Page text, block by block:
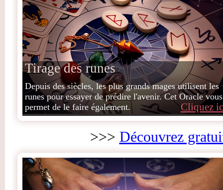
Tirage des runes
Cliquez
Depuis des siècles, les plus grands mages utilisent les
runes pour essayer de prédire l'avenir. Cet Oracle vous
permet de le faire également.
>>> Découvrez